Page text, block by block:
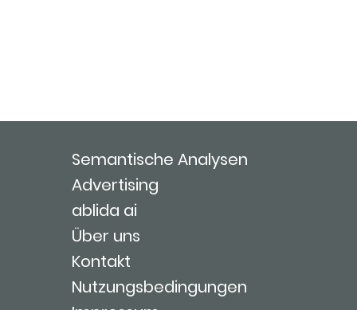
Semantische Analysen
Advertising
ablida ai
Über uns
Kontakt
Nutzungsbedingungen